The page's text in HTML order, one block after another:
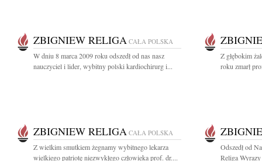
ZBIGNIEW RELIGA CAŁA POLSKA
W dniu 8 marca 2009 roku odszedł od nas nasz
nauczyciel i lider, wybitny polski kardiochirurg i...
Z głębokim
roku zmarł
ZBIGNIEW RELIGA CAŁA POLSKA
Z wielkim smutkiem żegnamy wybitnego lekarza
wielkiego patriotę niezwykłego człowieka prof. dr....
Odszedł od
Religa